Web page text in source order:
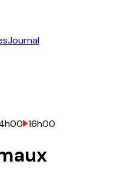
Journal
16h00